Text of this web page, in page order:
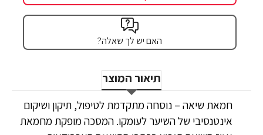
האם יש לך שאלה?
תיאור המוצר
חמאת שיאה – נוסחה מתקדמת לטיפול, תיקון ושיקום
אינטנסיבי של השיער לעומקו. המסכה מופקת מחמאת